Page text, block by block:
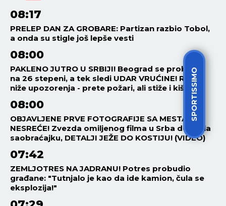
SPORTISSIMO
08:17
PRELEP DAN ZA GROBARE: Partizan razbio Tobol,
a onda su stigle još lepše vesti
08:00
PAKLENO JUTRO U SRBIJI! Beograd se probudio
na 26 stepeni, a tek sledi UDAR VRUĆINE! RHMZ
niže upozorenja - prete požari, ali stiže i kiša!
08:00
OBJAVLJENE PRVE FOTOGRAFIJE SA MESTA
NESREĆE! Zvezda omiljenog filma u Srba doživela
saobraćajku, DETALJI JEŽE DO KOSTIJU! (VIDEO)
07:42
ZEMLJOTRES NA JADRANU! Potres probudio
građane: "Tutnjalo je kao da ide kamion, čula se
eksplozija!"